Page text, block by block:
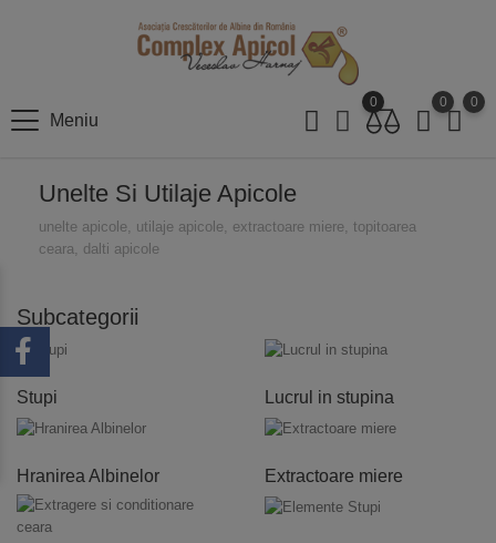
Meniu
0 0 0
Unelte Si Utilaje Apicole
unelte apicole, utilaje apicole, extractoare miere, topitoarea
ceara, dalti apicole
Subcategorii
Stupi Lucrul in stupina
Hranirea Albinelor Extractoare miere